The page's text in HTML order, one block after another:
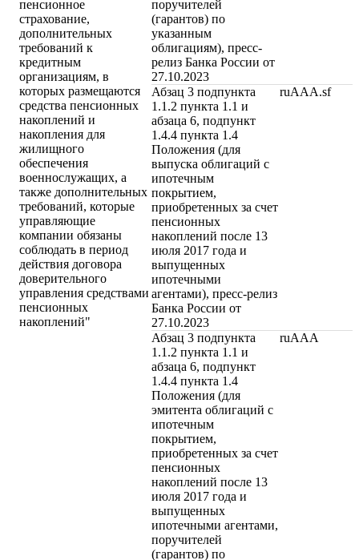
пенсионное
страхование,
дополнительных
требований к
кредитным
организациям, в
которых размещаются
средства пенсионных
накоплений и
накопления для
жилищного
обеспечения
военнослужащих, а
также дополнительных
требований, которые
управляющие
компании обязаны
соблюдать в период
действия договора
доверительного
управления средствами
пенсионных
накоплений"
поручителей
(гарантов) по
указанным
облигациям), пресс-
релиз Банка России от
27.10.2023
Абзац 3 подпункта
1.1.2 пункта 1.1 и
абзаца 6, подпункт
1.4.4 пункта 1.4
Положения (для
выпуска облигаций с
ипотечным
покрытием,
приобретенных за счет
пенсионных
накоплений после 13
июля 2017 года и
выпущенных
ипотечными
агентами), пресс-релиз
Банка России от
27.10.2023
ruAAA.sf
Абзац 3 подпункта
1.1.2 пункта 1.1 и
абзаца 6, подпункт
1.4.4 пункта 1.4
Положения (для
эмитента облигаций с
ипотечным
покрытием,
приобретенных за счет
пенсионных
накоплений после 13
июля 2017 года и
выпущенных
ипотечными агентами,
поручителей
(гарантов) по
ruAAA